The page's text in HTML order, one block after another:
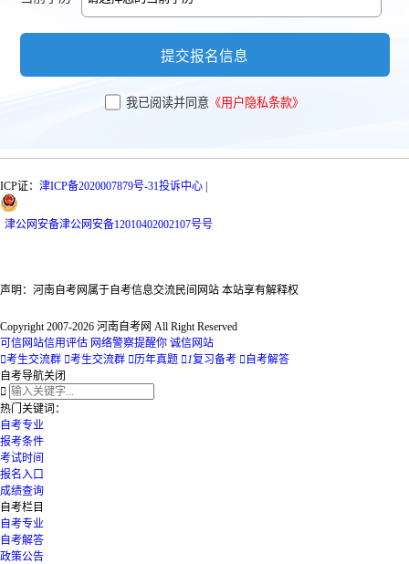
提交报名信息
我已阅读并同意 《用户隐私条款》
ICP证： 津ICP备2020007879号-31投诉中心
津公网安备津公网安备12010402002107号号
声明：河南自考网属于自考信息交流民间网站 本站享有解释权
Copyright 2007-2026 河南自考网 All Right Reserved
可信网站信用评估 网络警察提醒你 诚信网站
考生交流群 考生交流群 历年真题 1复习备考  自考解答
自考导航关闭

热门关键词：
自考专业
报考条件
考试时间
报名入口
成绩查询
自考栏目
自考专业
自考解答
政策公告